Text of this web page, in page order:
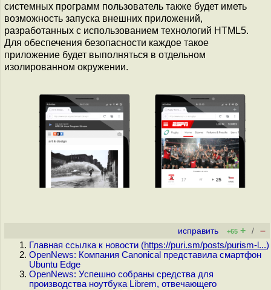
системных программ пользователь также будет иметь
возможность запуска внешних приложений,
разработанных с использованием технологий HTML5.
Для обеспечения безопасности каждое такое
приложение будет выполняться в отдельном
изолированном окружении.
исправить +65 + / –
Главная ссылка к новости (https://puri.sm/posts/purism-l...)
OpenNews: Компания Canonical представила смартфон
Ubuntu Edge
OpenNews: Успешно собраны средства для
производства ноутбука Librem, отвечающего